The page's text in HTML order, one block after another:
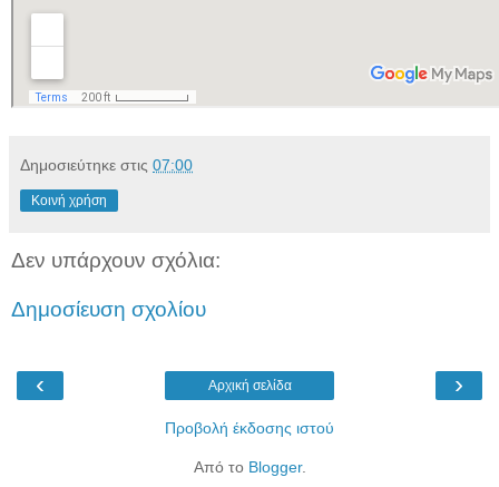
Δημοσιεύτηκε στις 07:00
Κοινή χρήση
Δεν υπάρχουν σχόλια:
Δημοσίευση σχολίου
‹ ›
Αρχική σελίδα
Προβολή έκδοσης ιστού
Από το Blogger.